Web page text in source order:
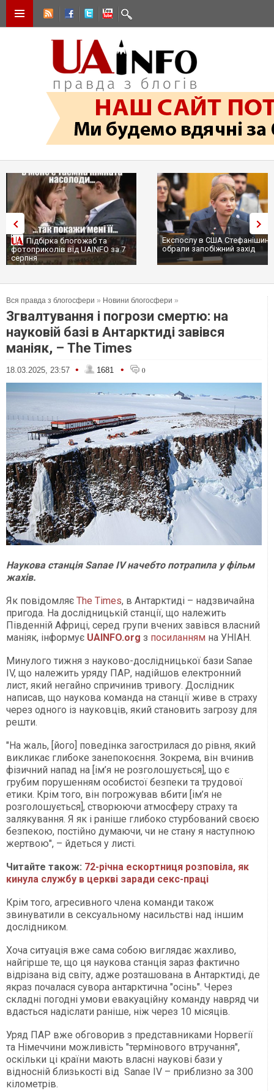
Підбірка блогожаб та
фотоприколів від UAINFO за 7
серпня
Експослу в США
обрали запобіжний захід
Вся правда з блогосфери » Новини блогосфери »
Згвалтування і погрози смертю: на
науковій базі в Антарктиді завівся
маніяк, – The Times
18.03.2025, 23:57 • 1681 • 0
Наукова станція Sanae IV начебто потрапила у фільм
жахів.
Як повідомляє The Times, в Антарктиді – надзвичайна
пригода. На дослідницькій станції, що належить
Південній Африці, серед групи вчених завівся власний
маніяк, інформує UAINFO.org з посиланням на УНІАН.
Минулого тижня з науково-дослідницької бази Sanae
IV, що належить уряду ПАР, надійшов електронний
лист, який негайно спричинив тривогу. Дослідник
написав, що наукова команда на станції живе в страху
через одного із науковців, який становить загрозу для
решти.
"На жаль, [його] поведінка загострилася до рівня, який
викликає глибоке занепокоєння. Зокрема, він вчинив
фізичний напад на [ім’я не розголошується], що є
грубим порушенням особистої безпеки та трудової
етики. Крім того, він погрожував вбити [ім’я не
розголошується], створюючи атмосферу страху та
залякування. Я як і раніше глибоко стурбований своєю
безпекою, постійно думаючи, чи не стану я наступною
жертвою", – йдеться у листі.
Читайте також: 72-річна ескортниця розповіла, як
кинула службу в церкві заради секс-праці
Крім того, агресивного члена команди також
звинуватили в сексуальному насильстві над іншим
дослідником.
Хоча ситуація вже сама собою виглядає жахливо,
найгірше те, що ця наукова станція зараз фактично
відрізана від світу, адже розташована в Антарктиді, де
якраз почалася сувора антарктична "осінь". Через
складні погодні умови евакуаційну команду навряд чи
вдасться надіслати раніше, ніж через 10 місяців.
Уряд ПАР вже обговорив з представниками Норвегії
та Німеччини можливість "термінового втручання",
оскільки ці країни мають власні наукові бази у
відносній близькості від Sanae IV – приблизно за 300
кілометрів.